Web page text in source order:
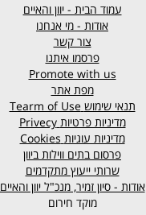
עמוד הבית - יוון והאיים
אודות - מי אנחנו
צור קשר
פרסמו איתנו
Promote with us
מפת אתר
תנאי שימוש
מדיניות פרטיות Privecy
מדיניות עוגיות Cookies
פרסום בתים ווילות ביוון
שרותי ייעוץ מתקדמים
אודות - סיון זמיר, מנכ"ל יוון והאיים
מוקד חירום